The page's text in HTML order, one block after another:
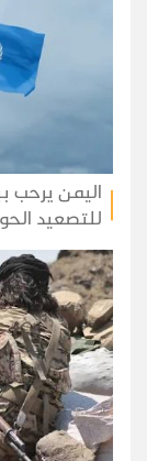
اليمن يرحب
للتصعيد